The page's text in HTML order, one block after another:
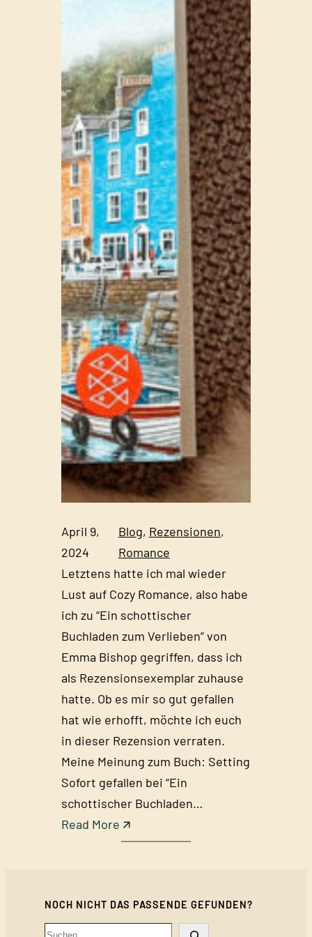
April 9,
2024
Blog, Rezensionen
Romance
Letztens hatte ich mal wieder
Lust auf Cozy Romance, also habe
ich zu “Ein schottischer
Buchladen zum Verlieben” von
Emma Bishop gegriffen, dass ich
als Rezensionsexemplar zuhause
hatte. Ob es mir so gut gefallen
hat wie erhofft, möchte ich euch
in dieser Rezension verraten.
Meine Meinung zum Buch: Setting
Sofort gefallen bei “Ein
schottischer Buchladen…
Read More 🡭:
E
s
c
NOCH NICHT DAS PASSENDE GEFUNDEN?
Search